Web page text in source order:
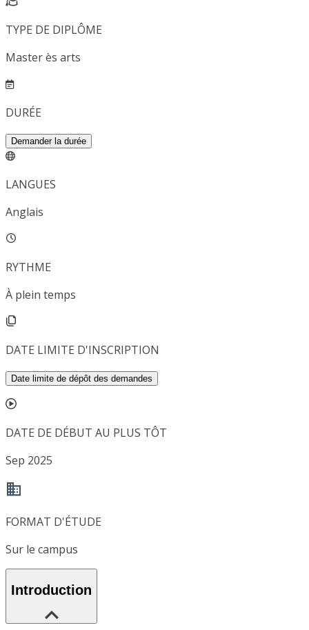
TYPE DE DIPLÔME
Master ès arts
DURÉE
Demander la durée
LANGUES
Anglais
RYTHME
À plein temps
DATE LIMITE D'INSCRIPTION
Date limite de dépôt des demandes
DATE DE DÉBUT AU PLUS TÔT
Sep 2025
FORMAT D'ÉTUDE
Sur le campus
Introduction